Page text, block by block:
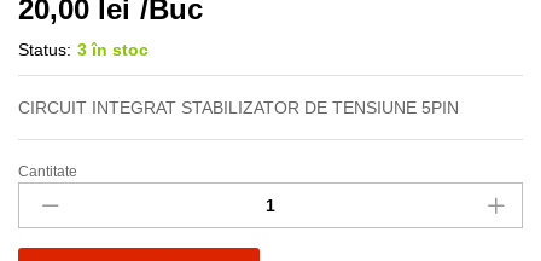
20,00 lei /Buc
Status: 3 în stoc
CIRCUIT INTEGRAT STABILIZATOR DE TENSIUNE 5PIN
STRD1706
quantity
Cantitate